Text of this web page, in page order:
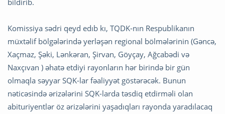
bildirib.
Komissiya sədri qeyd edıb kı, TQDK-nın Respublikanın
müxtəlif bölgələrində yerləşən regional bölmələrinin (Gəncə,
Xaçmaz, Şəki, Lənkəran, Şirvan, Göyçay, Ağcabədi və
Naxçıvan ) əhatə etdiyi rayonların hər birində bir gün
olmaqla səyyar SQK-lar fəaliyyət göstərəcək. Bunun
nəticəsində ərizələrini SQK-larda təsdiq etdirməli olan
abituriyentlər öz ərizələrini yaşadıqları rayonda yaradılacaq